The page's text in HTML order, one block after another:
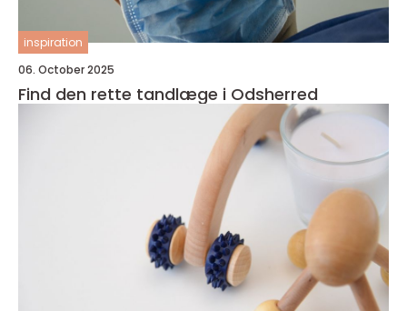
inspiration
06. October 2025
Find den rette tandlæge i Odsherred